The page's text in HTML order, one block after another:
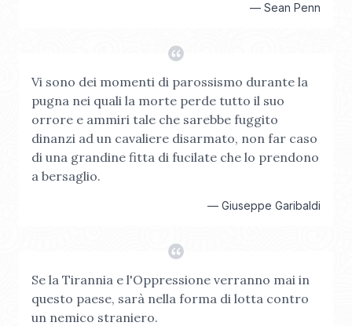
— Sean Penn
Vi sono dei momenti di parossismo durante la
pugna nei quali la morte perde tutto il suo
orrore e ammiri tale che sarebbe fuggito
dinanzi ad un cavaliere disarmato, non far caso
di una grandine fitta di fucilate che lo prendono
a bersaglio.
— Giuseppe Garibaldi
Se la Tirannia e l'Oppressione verranno mai in
questo paese, sarà nella forma di lotta contro
un nemico straniero.